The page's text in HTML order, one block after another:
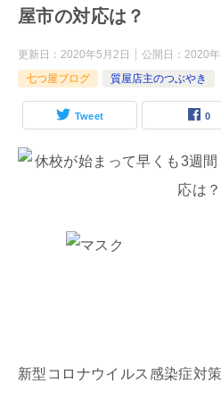
屋市の対応は？
更新日： 2020年5月2日 公開日： 2020
七つ屋ブログ
質屋店主のつぶやき
Tweet 0
新型コロナウイルス感染症対策